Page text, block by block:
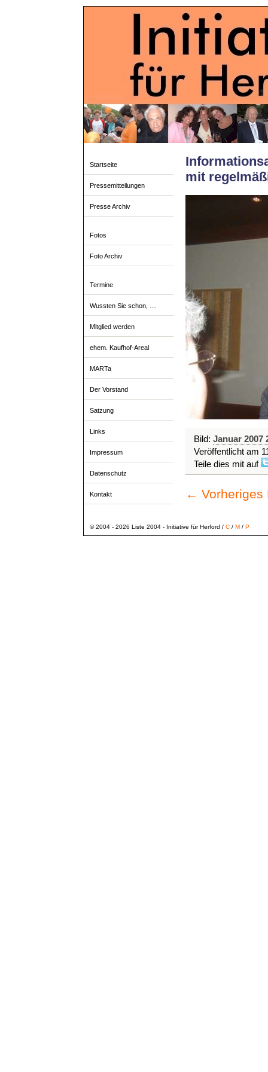
Startseite
Pressemitteilungen
Presse Archiv
Fotos
Foto Archiv
Termine
Wussten Sie schon, …
Mitglied werden
ehem. Kaufhof-Areal
MARTa
Der Vorstand
Satzung
Links
Impressum
Datenschutz
Kontakt
mit
Bild: Januar 2007
Veröffentlicht am
Teile dies mit auf
← Vorheriges
© 2004 - 2026 Liste 2004 - Initiative für Herford / C/ M/ P